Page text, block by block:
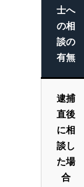
士へ
の相
談の
有無
逮捕
直後
に相
談し
た場
合